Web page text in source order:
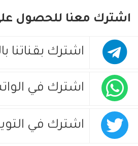
اشترك معنا للحصول
اشترك بقناتنا
اشترك في
اشترك في